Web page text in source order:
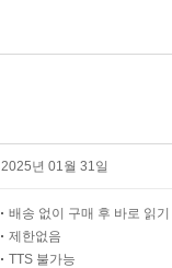
2025년 01월 31일
배송 없이 구매 후 바로 읽기
제한없음
TTS 불가능